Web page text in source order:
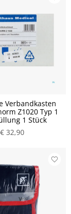
Verbandkasten
Z1020 Typ 1
1 Stück
€ 32,90